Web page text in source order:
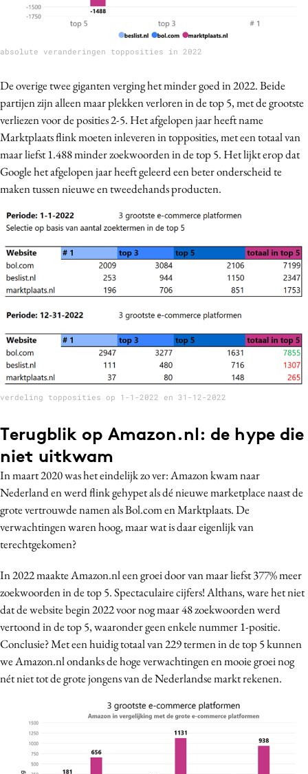
absolute veranderingen topposities in 2022
De overige twee giganten verging het minder goed in 2022. Beide
partijen zijn alleen maar plekken verloren in de top 5, met de grootste
verliezen voor de posities 2-5. Het afgelopen jaar heeft name
Marktplaats flink moeten inleveren in topposities, met een totaal van
maar liefst 1.488 minder zoekwoorden in de top 5. Het lijkt erop dat
Google het afgelopen jaar heeft geleerd een beter onderscheid te
maken tussen nieuwe en tweedehands producten.
verdeling topposities op 1-1-2022 en 31-12-2022
Terugblik op Amazon.nl: de hype die
niet uitkwam
In maart 2020 was het eindelijk zo ver: Amazon kwam naar
Nederland en werd flink gehypet als dé nieuwe marketplace naast de
grote vertrouwde namen als Bol.com en Marktplaats. De
verwachtingen waren hoog, maar wat is daar eigenlijk van
terechtgekomen?
In 2022 maakte Amazon.nl een groei door van maar liefst 377% meer
zoekwoorden in de top 5. Spectaculaire cijfers! Althans, ware het niet
dat de website begin 2022 voor nog maar 48 zoekwoorden werd
vertoond in de top 5, waaronder geen enkele nummer 1-positie.
Conclusie? Met een huidig totaal van 229 termen in de top 5 kunnen
we Amazon.nl ondanks de hoge verwachtingen en mooie groei nog
nét niet tot de grote jongens van de Nederlandse markt rekenen.